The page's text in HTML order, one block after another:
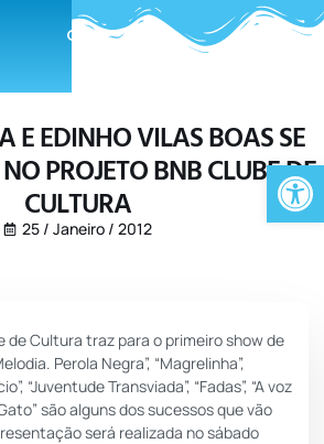
E EDINHO VILAS BOAS SE
PROJETO BNB CLUBE DE
CULTURA
25 / Janeiro / 2012
de Cultura traz para o primeiro show de
Perola Negra”, “Magrelinha”,
“Juventude Transviada”, “Fadas”, “A voz
são alguns dos sucessos que vão
será realizada no sábado